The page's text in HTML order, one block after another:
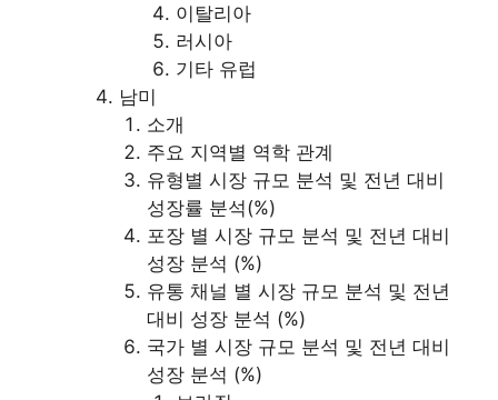
이탈리아
러시아
기타 유럽
남미
소개
주요 지역별 역학 관계
유형별 시장 규모 분석 및 전년 대비
성장률 분석(%)
포장 별 시장 규모 분석 및 전년 대비
성장 분석 (%)
유통 채널 별 시장 규모 분석 및 전년
대비 성장 분석 (%)
국가 별 시장 규모 분석 및 전년 대비
성장 분석 (%)